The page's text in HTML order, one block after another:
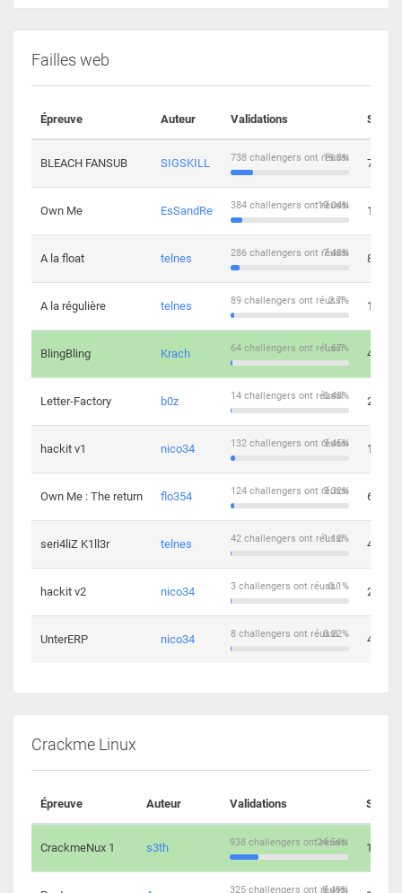
Failles web
Épreuve Auteur Validations
BLEACH FANSUB SIGSKILL 19.3%
738 challengers ont réussi 7
Own Me EsSandRe 10.04%
384 challengers ont réussi 13
A la float telnes 7.48%
286 challengers ont réussi 8
A la régulière telnes 2.7%
89 challengers ont réussi 10
BlingBling Krach 1.67%
64 challengers ont réussi 4
Letter-Factory b0z 0.43%
14 challengers ont réussi 2
hackit v1 nico34 3.45%
132 challengers ont réussi 12
Own Me : The return flo354 3.32%
124 challengers ont réussi 6
seri4liZ K1ll3r telnes 1.12%
42 challengers ont réussi 4
hackit v2 nico34 0.1%
3 challengers ont réussi 2
UnterERP nico34 0.22%
8 challengers ont réussi 4
Crackme Linux
Épreuve Auteur Validations
CrackmeNux 1 s3th 24.54%
938 challengers ont réussi 14
8.49%
325 challengers ont réussi